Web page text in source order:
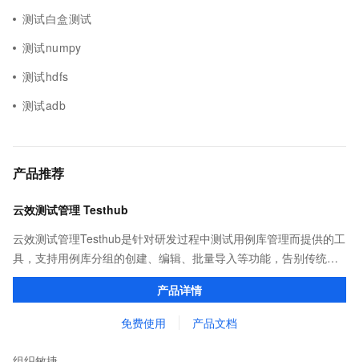
测试白盒测试
测试numpy
测试hdfs
测试adb
产品推荐
云效测试管理 Testhub
云效测试管理Testhub是针对研发过程中测试用例库管理而提供的工
具，支持用例库分组的创建、编辑、批量导入等功能，告别传统项
目管理中测试用例重复撰写、用例信息共享不易的问题，成为测试
产品详情
免费使用 产品文档